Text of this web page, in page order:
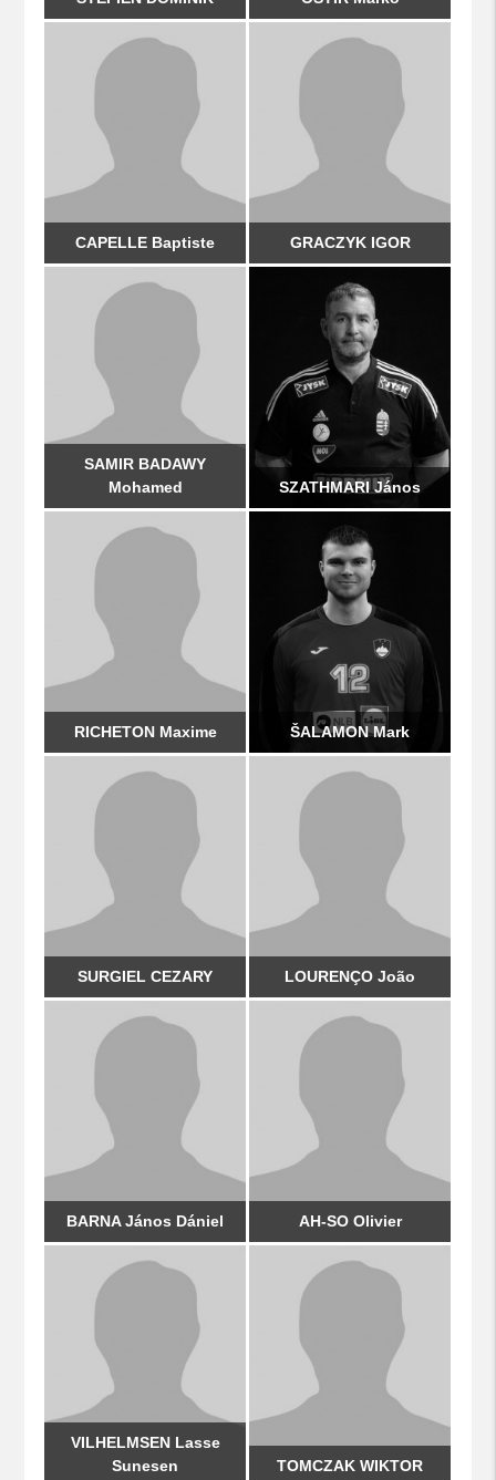
CAPELLE Baptiste GRACZYK IGOR
SAMIR BADAWY
Mohamed
SZATHMARI János
RICHETON Maxime ŠALAMON Mark
SURGIEL CEZARY LOURENÇO João
BARNA János Dániel AH-SO Olivier
VILHELMSEN Lasse
Sunesen
TOMCZAK WIKTOR